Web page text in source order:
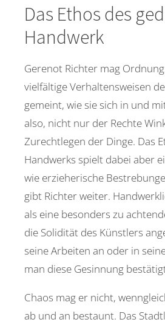
Das Ethos des
Handwerk
Gerenot Richter mag
vielfältige Verhaltensweisen
gemeint, wie sie sich in und
also, nicht nur der Rechte
Zurechtlegen der Dinge. Das
Handwerks spielt dabei aber
wie erzieherische
gibt Richter weiter.
als eine besonders zu
die Solidität des Künstlers
seine Arbeiten an oder in
man diese Gesinnung
Chaos mag er nicht,
ab und an bestaunt. Das